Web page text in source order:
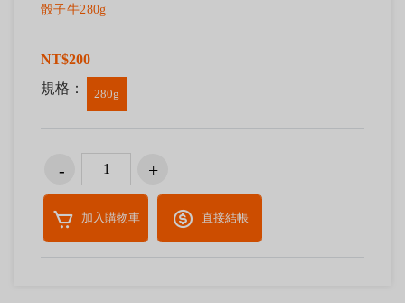
骰子牛280g
NT$200
規格：
280g
加入購物車 直接結帳